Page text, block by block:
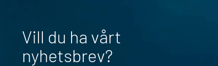
Vill du ha vårt
nyhetsbrev?